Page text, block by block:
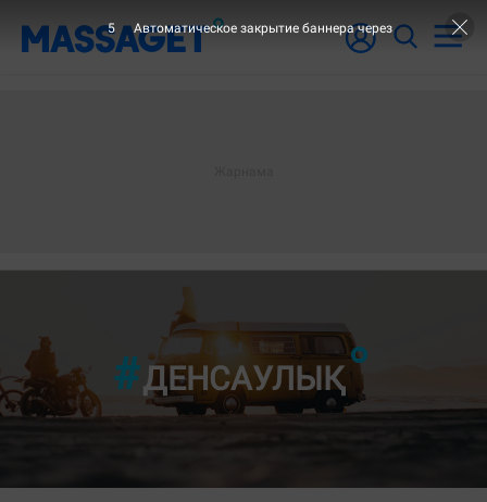
ДЕНСАУЛЫҚ"30-ШЫ
3 Автоматическое закрытие баннера через